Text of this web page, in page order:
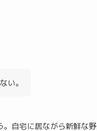
い。
自宅に居ながら新鮮な